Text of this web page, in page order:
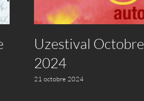
Uzestival Octobre
2024
21 octobre 2024